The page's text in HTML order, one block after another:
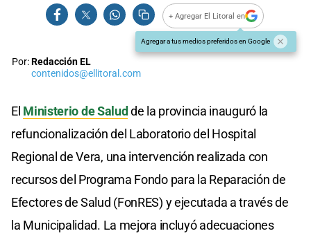
+ Agregar El Litoral en
Agregar a tus medios preferidos en Google
Por:Redacción EL
contenidos@ellitoral.com
El Ministerio de Salud de la provincia inauguró la
refuncionalización del Laboratorio del Hospital
Regional de Vera, una intervención realizada con
recursos del Programa Fondo para la Reparación de
Efectores de Salud (FonRES) y ejecutada a través de
la Municipalidad. La mejora incluyó adecuaciones